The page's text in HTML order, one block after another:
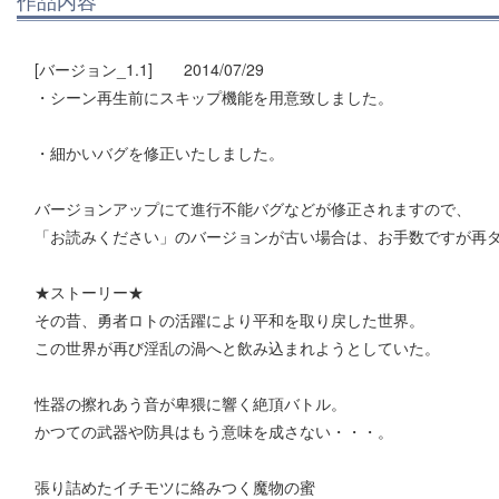
[バージョン_1.1] 2014/07/29
・シーン再生前にスキップ機能を用意致しました。
・細かいバグを修正いたしました。
バージョンアップにて進行不能バグなどが修正されますので、
「お読みください」のバージョンが古い場合は、お手数ですが再
★ストーリー★
その昔、勇者ロトの活躍により平和を取り戻した世界。
この世界が再び淫乱の渦へと飲み込まれようとしていた。
性器の擦れあう音が卑猥に響く絶頂バトル。
かつての武器や防具はもう意味を成さない・・・。
張り詰めたイチモツに絡みつく魔物の蜜